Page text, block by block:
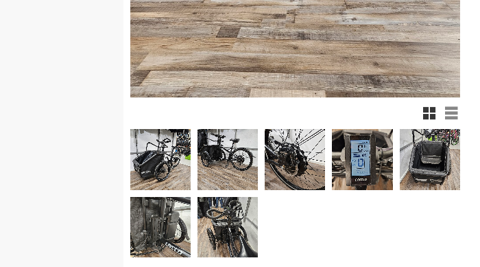
Rutnätsvy
Listvy